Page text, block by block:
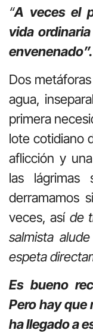
“A veces el
vida
Dos
agua,
primera
lote cotidiano
aflicción y
las lágrimas
derramamos
veces, asíde
salmista
espeta
Es bueno
Pero hay que
ha llegado a